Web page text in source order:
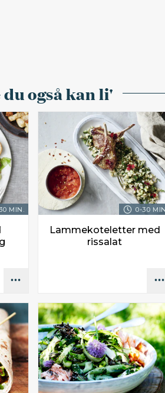
du også kan li'
MIN. 0-30
Lammekoteletter med
rissalat